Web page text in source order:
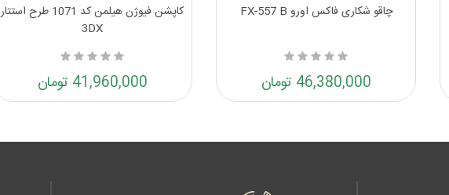
کاپشن فیوژن هیلمن کد 1071 طرح استتار
3DX
41,960,000 تومان
چاقو شکاری فاکس اورو FX-557 B
46,380,000 تومان